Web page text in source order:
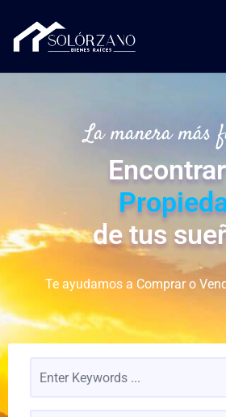
La manera más
de tus
Te ayudamos a Comprar o